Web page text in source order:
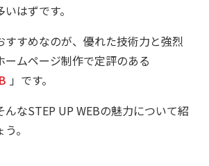
はずです。
すすめなのが、優れた技術力と強烈
ームページ制作で定評のある
」です。
んなSTEP UP WEBの魅力について紹
。